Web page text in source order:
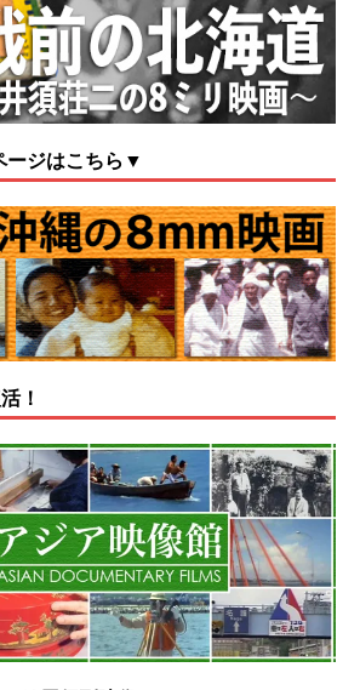
ージはこちら▼
！